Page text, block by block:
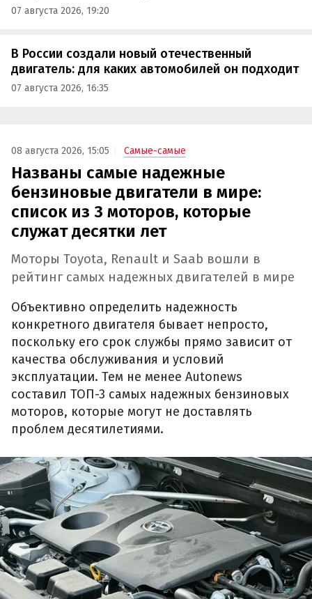
07 августа 2026, 19:20
В России создали новый отечественный
двигатель: для каких автомобилей он подходит
07 августа 2026, 16:35
08 августа 2026, 15:05 Самые-самые
Названы самые надежные
бензиновые двигатели в мире:
список из 3 моторов, которые
служат десятки лет
Моторы Toyota, Renault и Saab вошли в
рейтинг самых надежных двигателей в мире
Объективно определить надежность
конкретного двигателя бывает непросто,
поскольку его срок службы прямо зависит от
качества обслуживания и условий
эксплуатации. Тем не менее Autonews
составил ТОП-3 самых надежных бензиновых
моторов, которые могут не доставлять
проблем десятилетиями.